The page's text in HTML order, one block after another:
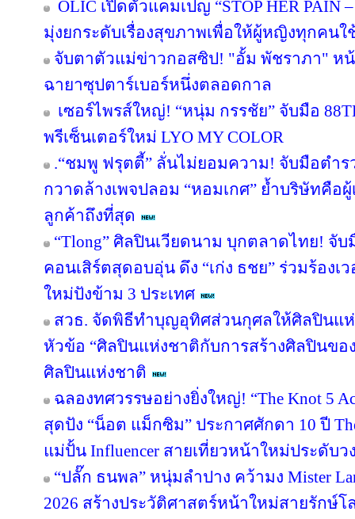
OLIC เปิดตัวแคมเปญ “STOP HER PAIN
มุ่งยกระดับเรื่องสุขภาพเพื่อให้ผู้หญิงทุกคน
จับตาตัวแม่ข่าวกอสซิป! "อั้ม พัชราภา" หน้
ฉายาซุปตาร์เบอร์หนึ่งตลอดกาล
เซอร์ไพรส์ใหญ่! “หนุ่ม กรรชัย” จับมือ
พรีเซ็นเตอร์ใหม่ LYO MY COLOR
.“ชมพู ฟรุตตี้” ลั่นไม่ยอมความ! จับมือตำร
กวาดล้างเพจปลอม “หอมเกศ” ย้ำบริษัทคือ
ลูกค้าถึงที่สุด
“Tlong” ศิลปินเวียดนาม บุกตลาดไทย! จั
คอนเสิร์ตสุดอบอุ่น ดึง “เก่ง ธชย” ร่วมร้องเ
ใหม่ปังข้าม 3 ประเทศ
สวธ. จัดพิธีทำบุญอุทิศส่วนกุศลให้ศิลปินแ
หัวข้อ “ศิลปินแห่งชาติกับการสร้างศิลปินขอ
ศิลปินแห่งชาติ
ฉลองทศวรรษอย่างยิ่งใหญ่! “The Knot 5
สุดปัง “น็อต แม็กซิม” ประกาศศักดา 10 ปี
แม่ปั้น Influencer สายเที่ยวหน้าใหม่ประดับว
“ปลั๊ก ธนพล” หนุ่มลำปาง คว้ามง Mister
2026 สร้างประวัติศาสตร์หน้าใหม่สายรักษ์โ